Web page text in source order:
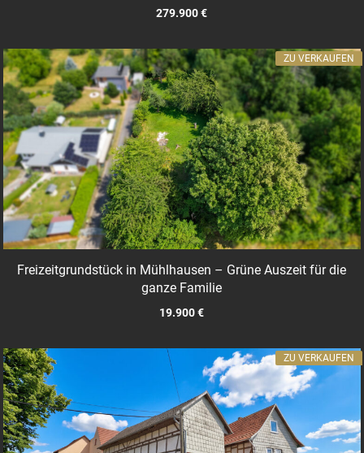
279.900 €
Freizeitgrundstück in Mühlhausen – Grüne Auszeit für die
ganze Familie
19.900 €
ZU VERKAUFEN
ZU VERKAUFEN